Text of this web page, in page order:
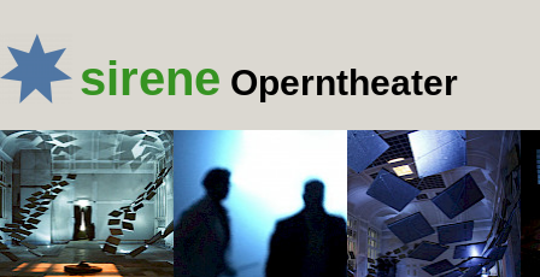
sirene Operntheater